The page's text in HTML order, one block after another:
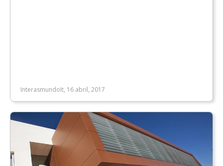
InterasmundoIt, 16 abril, 2017